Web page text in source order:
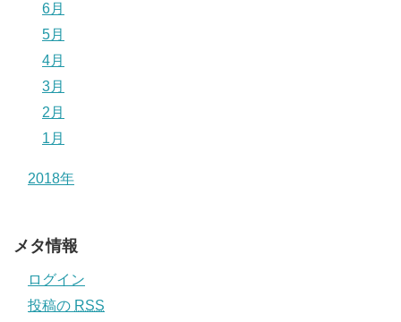
6月
5月
4月
3月
2月
1月
2018年
メタ情報
ログイン
投稿の RSS